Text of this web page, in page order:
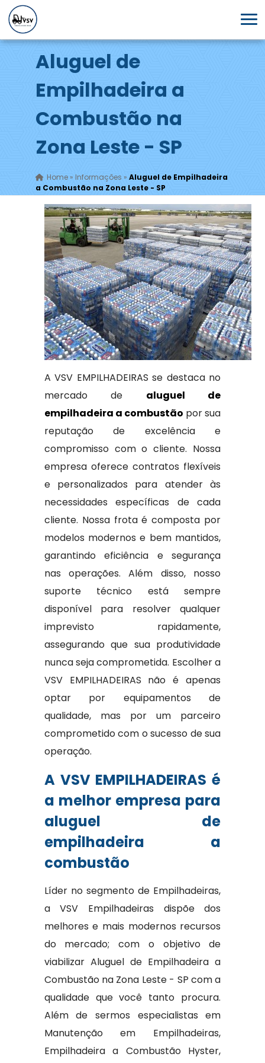
Aluguel de
Empilhadeira a
Combustão na
Zona Leste - SP
Home» Informações » Aluguel de Empilhadeira
a Combustão na Zona Leste - SP
A VSV EMPILHADEIRAS se destaca no
mercado de aluguel de
empilhadeira a combustão por sua
reputação de excelência e
compromisso com o cliente. Nossa
empresa oferece contratos flexíveis
e personalizados para atender às
necessidades específicas de cada
cliente. Nossa frota é composta por
modelos modernos e bem mantidos,
garantindo eficiência e segurança
nas operações. Além disso, nosso
suporte técnico está sempre
disponível para resolver qualquer
imprevisto rapidamente,
assegurando que sua produtividade
nunca seja comprometida. Escolher a
VSV EMPILHADEIRAS não é apenas
optar por equipamentos de
qualidade, mas por um parceiro
comprometido com o sucesso de sua
operação.
A VSV EMPILHADEIRAS é
a melhor empresa para
aluguel de
empilhadeira a
combustão
Líder no segmento de Empilhadeiras,
a VSV Empilhadeiras dispõe dos
melhores e mais modernos recursos
do mercado; com o objetivo de
viabilizar Aluguel de Empilhadeira a
Combustão na Zona Leste - SP com a
qualidade que você tanto procura.
Além de sermos especialistas em
Manutenção em Empilhadeiras,
Empilhadeira a Combustão Hyster,